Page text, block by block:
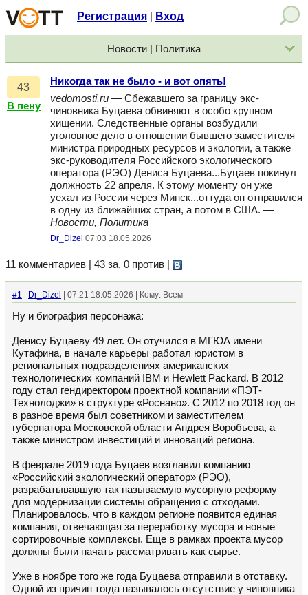
Регистрация Вход
Новости | Политика
43
В пену
Никогда так не было - и вот опять!
vedomosti.ru — Сбежавшего за границу экс-
чиновника Буцаева обвиняют в особо крупном
хищении. Следственные органы возбудили
уголовное дело в отношении бывшего заместителя
министра природных ресурсов и экологии, а также
экс-руководителя Российского экологического
оператора (РЭО) Дениса Буцаева...Буцаев покинул
должность 22 апреля. К этому моменту он уже
уехал из России через Минск...оттуда он отправился
в одну из ближайших стран, а потом в США. —
Новости, Политика
Dr_Dizel 07:03 18.05.2026
11 комментариев | 43 за, 0 против
#1 Dr_Dizel | 07:21 18.05.2026 | Кому: Всем
Ну и биография персонажа:
Денису Буцаеву 49 лет. Он отучился в МГЮА имени
Кутафина, в начале карьеры работал юристом в
региональных подразделениях американских
технологических компаний IBM и Hewlett Packard. В 2012
году стал гендиректором проектной компании «ПЭТ-
Технолоджи» в структуре «Роснано». С 2012 по 2018 год он
в разное время был советником и заместителем
губернатора Московской области Андрея Воробьева, а
также министром инвестиций и инноваций региона.
В феврале 2019 года Буцаев возглавил компанию
«Российский экологический оператор» (РЭО),
разрабатывавшую так называемую мусорную реформу
для модернизации системы обращения с отходами.
Планировалось, что в каждом регионе появится единая
компания, отвечающая за переработку мусора и новые
сортировочные комплексы. Еще в рамках проекта мусор
должны были начать рассматривать как сырье.
Уже в ноябре того же года Буцаева отправили в отставку.
Одной из причин тогда называлось отсутствие у чиновника